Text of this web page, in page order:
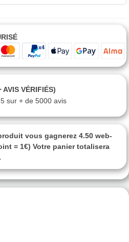
AVIS VÉRIFIÉS)
sur + de 5000 avis
vous gagnerez 4.50 web-
= 1€) Votre panier totalisera
.